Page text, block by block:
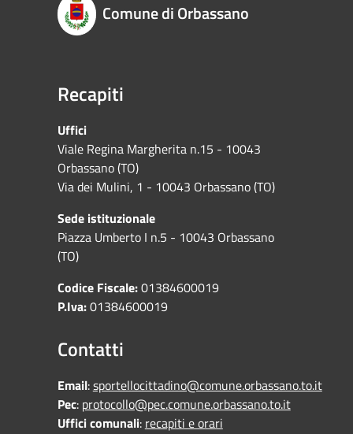
Comune di Orbassano
Recapiti
Uffici
Viale Regina Margherita n.15 - 10043
Orbassano (TO)
Via dei Mulini, 1 - 10043 Orbassano (TO)
Sede istituzionale
Piazza Umberto I n.5 - 10043 Orbassano
(TO)
Codice Fiscale:01384600019
P.Iva:01384600019
Contatti
Email:sportellocittadino@comune.orbassano.to.it
Pec: protocollo@pec.comune.orbassano.to.it
Uffici comunali: recapiti e orari